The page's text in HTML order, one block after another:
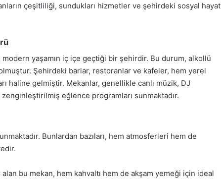
çeşitliliği, sundukları hizmetler ve şehirdeki sosyal hayat
yaşamın iç içe geçtiği bir şehirdir. Bu durum, alkollü
Şehirdeki barlar, restoranlar ve kafeler, hem yerel
haline gelmiştir. Mekanlar, genellikle canlı müzik, DJ
eğlence programları sunmaktadır.
Bunlardan bazıları, hem atmosferleri hem de
bu mekan, hem kahvaltı hem de akşam yemeği için ideal